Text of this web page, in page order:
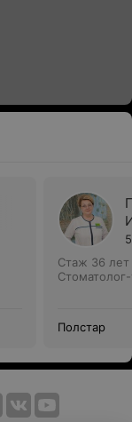
Стаж 36 лет
Полстар